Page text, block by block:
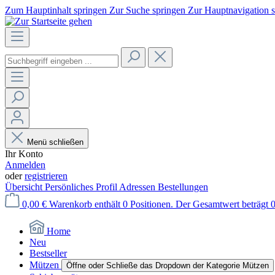
Zum Hauptinhalt springen Zur Suche springen Zur Hauptnavigation
Menü schließen
Ihr Konto
Anmelden
oderregistrieren
Übersicht Persönliches Profil Adressen Bestellungen
0,00 € Warenkorb enthält 0 Positionen. Der Gesamtwert beträgt
Home
Neu
Bestseller
Mützen
Öffne oder Schließe das Dropdown der Kategorie Mützen